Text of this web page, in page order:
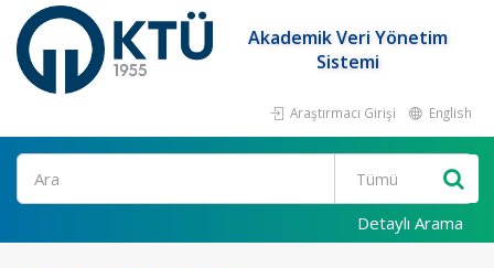
Akademik Veri Yönetim
Sistemi
Araştırmacı Girişi English
Ara
Detaylı Arama